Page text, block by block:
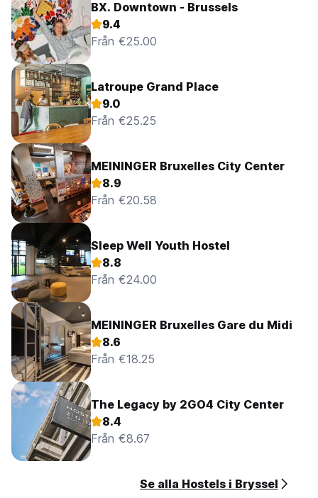
BX. Downtown - Brussels
9.4
Från €25.00
Latroupe Grand Place
9.0
Från €25.25
MEININGER Bruxelles City Center
8.9
Från €20.58
Sleep Well Youth Hostel
8.8
Från €24.00
MEININGER Bruxelles Gare du Midi
8.6
Från €18.25
The Legacy by 2GO4 City Center
8.4
Från €8.67
Se alla Hostels i Bryssel